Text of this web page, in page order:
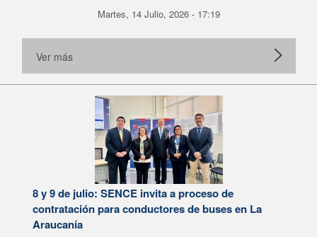
Martes, 14 Julio, 2026 - 17:19
Ver más
8 y 9 de julio: SENCE invita a proceso de
contratación para conductores de buses en La
Araucanía